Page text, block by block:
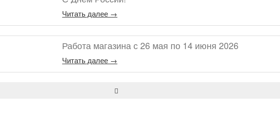
Читать далее →
Работа магазина с 26 мая по 14 июня 2026
Читать далее →